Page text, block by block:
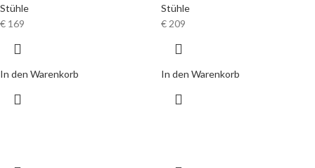
Stühle
€ 169
In den Warenkorb
Stühle
€209
In den Warenkorb